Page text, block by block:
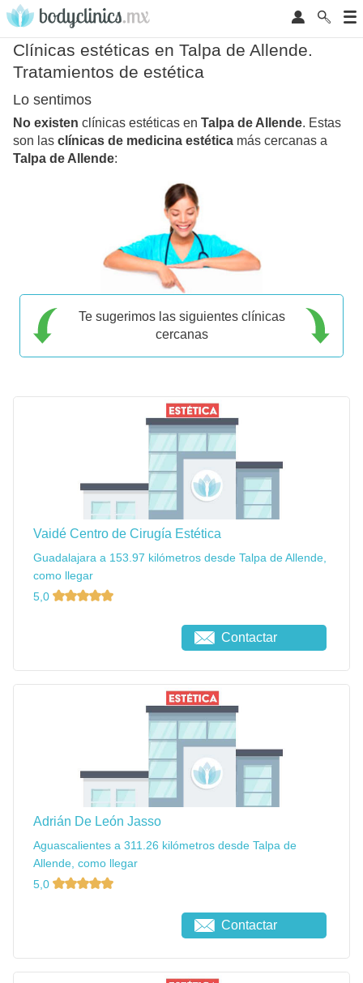
Clínicas estéticas en Talpa de Allende.
Tratamientos de estética
Lo sentimos
No existen clínicas estéticas en Talpa de Allende. Estas
son las clínicas de medicina estética más cercanas a
Talpa de Allende:
Te sugerimos las siguientes clínicas
cercanas
Vaidé Centro de Cirugía Estética
Guadalajara a 153.97 kilómetros desde Talpa de Allende,
como llegar
5,0
Contactar
Adrián De León Jasso
Aguascalientes a 311.26 kilómetros desde Talpa de
Allende, como llegar
5,0
Contactar